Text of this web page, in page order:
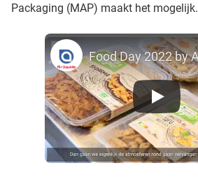
Packaging (MAP) maakt het mogelijk.